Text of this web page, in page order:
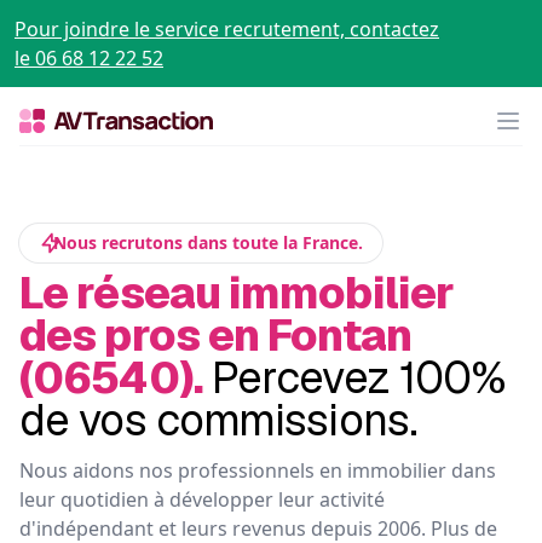
Pour joindre le service recrutement, contactez
le 06 68 12 22 52
Nous recrutons dans toute la France.
Le réseau immobilier
des pros en Fontan
(06540). Percevez 100%
de vos commissions.
Nous aidons nos professionnels en immobilier dans
leur quotidien à développer leur activité
d'indépendant et leurs revenus depuis 2006. Plus de